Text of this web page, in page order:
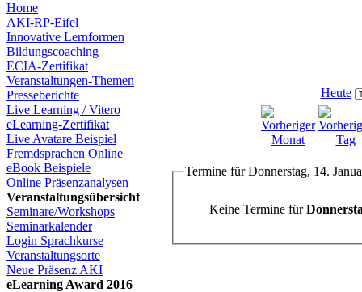
Home
AKI-RP-Eifel
Innovative Lernformen
Bildungscoaching
ECIA-Zertifikat
Veranstaltungen-Themen
Presseberichte
Live Learning / Vitero
eLearning-Zertifikat
Live Avatare Beispiel
Fremdsprachen Online
eBook Beispiele
Online Präsenzanalysen
Veranstaltungsübersicht
Seminare/Workshops
Seminarkalender
Login Sprachkurse
Veranstaltungsorte
Neue Präsenz AKI
eLearning Award 2016
Heute
Termine für Donnerstag, 14.
Keine Termine für